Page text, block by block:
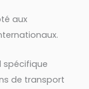
aux
spécifique
de transport